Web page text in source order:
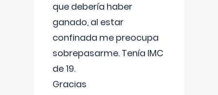
que debería haber
ganado, al estar
confinada me preocupa
sobrepasarme. Tenía IMC
de 19.
Gracias